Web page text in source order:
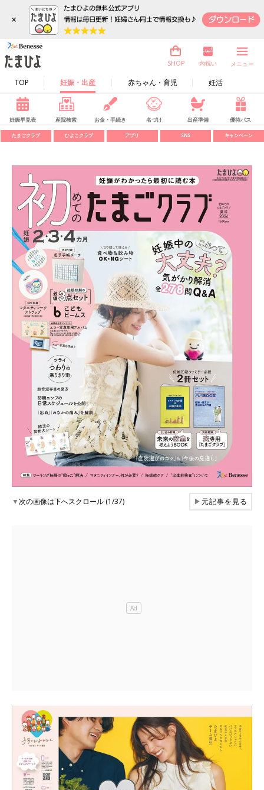
×
TOP 妊娠・出産 赤ちゃん・育児 妊活
SHOP 内祝い メニュー
妊娠早見表 産院検索 お金・手続き 名づけ 出産準備 優待パス
たまごクラブ ひよこクラブ アプリ SNS キャンペーン
▼次の画像は下へスクロール (1/37) ▶元記事を見る